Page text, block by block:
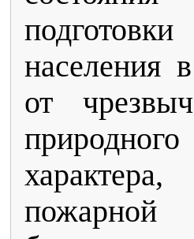
населения
от
пожарной